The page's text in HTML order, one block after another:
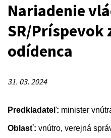
Nariadenie
SR/Príspevok
odídenca
31. 03. 2024
Predkladateľ: minister
Oblasť: vnútro, verejná